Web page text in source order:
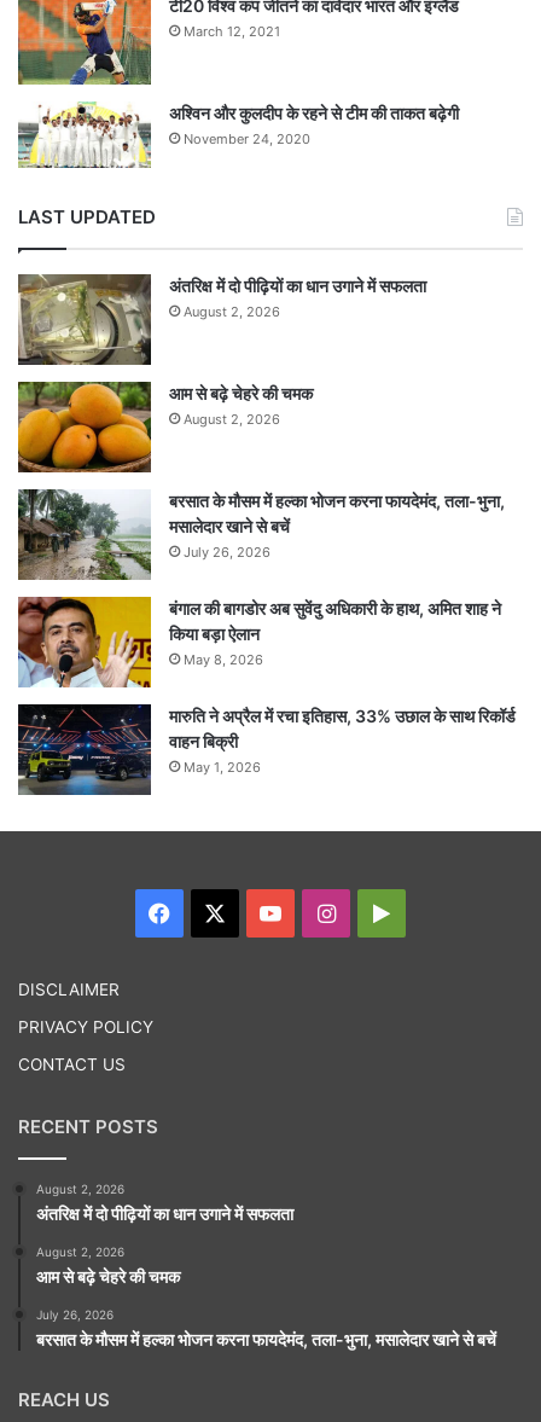
टी20 विश्व कप जीतने का दावेदार भारत और इंग्लैंड
March 12, 2021
अश्विन और कुलदीप के रहने से टीम की ताकत बढ़ेगी
November 24, 2020
LAST UPDATED
अंतरिक्ष में दो पीढ़ियों का धान उगाने में सफलता
August 2, 2026
आम से बढ़े चेहरे की चमक
August 2, 2026
बरसात के मौसम में हल्का भोजन करना फायदेमंद, तला-भुना,
मसालेदार खाने से बचें
July 26, 2026
बंगाल की बागडोर अब सुवेंदु अधिकारी के हाथ, अमित शाह ने
किया बड़ा ऐलान
May 8, 2026
मारुति ने अप्रैल में रचा इतिहास, 33% उछाल के साथ रिकॉर्ड
वाहन बिक्री
May 1, 2026
Facebook YouTubeInstagram
DISCLAIMER
PRIVACY POLICY
CONTACT US
RECENT POSTS
August 2, 2026
अंतरिक्ष में दो पीढ़ियों का धान उगाने में सफलता
August 2, 2026
आम से बढ़े चेहरे की चमक
July 26, 2026
बरसात के मौसम में हल्का भोजन करना फायदेमंद, तला-भुना, मसालेदार खाने से बचें
REACH US